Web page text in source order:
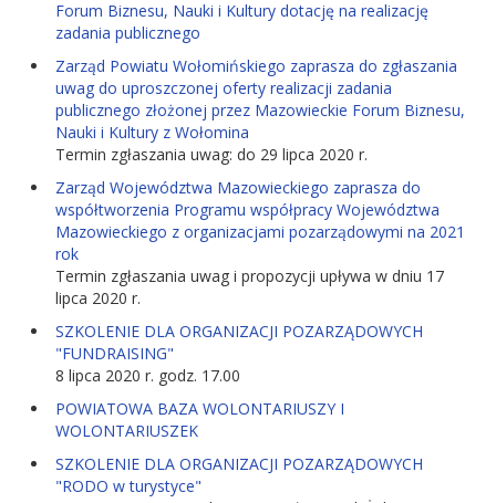
Forum Biznesu, Nauki i Kultury dotację na realizację
zadania publicznego
Zarząd Powiatu Wołomińskiego zaprasza do zgłaszania
uwag do uproszczonej oferty realizacji zadania
publicznego złożonej przez Mazowieckie Forum Biznesu,
Nauki i Kultury z Wołomina
Termin zgłaszania uwag: do 29 lipca 2020 r.
Zarząd Województwa Mazowieckiego zaprasza do
współtworzenia Programu współpracy Województwa
Mazowieckiego z organizacjami pozarządowymi na 2021
rok
Termin zgłaszania uwag i propozycji upływa w dniu 17
lipca 2020 r.
SZKOLENIE DLA ORGANIZACJI POZARZĄDOWYCH
"FUNDRAISING"
8 lipca 2020 r. godz. 17.00
POWIATOWA BAZA WOLONTARIUSZY I
WOLONTARIUSZEK
SZKOLENIE DLA ORGANIZACJI POZARZĄDOWYCH
"RODO w turystyce"